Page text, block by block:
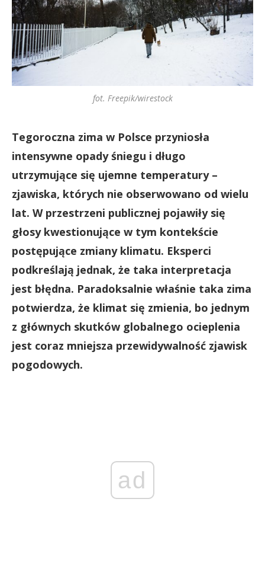
fot. Freepik/wirestock
Tegoroczna zima w Polsce przyniosła
intensywne opady śniegu i długo
utrzymujące się ujemne temperatury –
zjawiska, których nie obserwowano od wielu
lat. W przestrzeni publicznej pojawiły się
głosy kwestionujące w tym kontekście
postępujące zmiany klimatu. Eksperci
podkreślają jednak, że taka interpretacja
jest błędna. Paradoksalnie właśnie taka zima
potwierdza, że klimat się zmienia, bo jednym
z głównych skutków globalnego ocieplenia
jest coraz mniejsza przewidywalność zjawisk
pogodowych.
ad